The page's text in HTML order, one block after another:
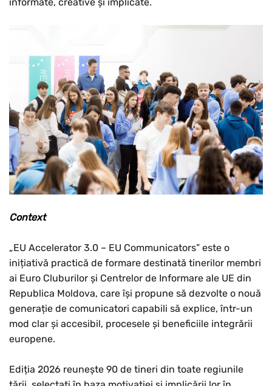
Context
„EU Accelerator 3.0 – EU Communicators” este o
inițiativă practică de formare destinată tinerilor membri
ai Euro Cluburilor și Centrelor de Informare ale UE din
Republica Moldova, care își propune să dezvolte o nouă
generație de comunicatori capabili să explice, într-un
mod clar și accesibil, procesele și beneficiile integrării
europene.
Ediția 2026 reunește 90 de tineri din toate regiunile